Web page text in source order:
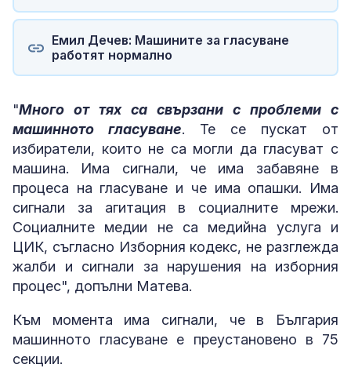
Емил Дечев: Машините за гласуване
работят нормално
"Много от тях са свързани с проблеми с
машинното гласуване. Те се пускат от
избиратели, които не са могли да гласуват с
машина. Има сигнали, че има забавяне в
процеса на гласуване и че има опашки. Има
сигнали за агитация в социалните мрежи.
Социалните медии не са медийна услуга и
ЦИК, съгласно Изборния кодекс, не разглежда
жалби и сигнали за нарушения на изборния
процес", допълни Матева.
Към момента има сигнали, че в България
машинното гласуване е преустановено в 75
секции.